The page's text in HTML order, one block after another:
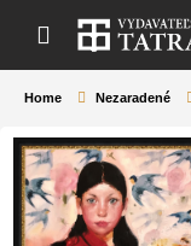
Home Nezaradené